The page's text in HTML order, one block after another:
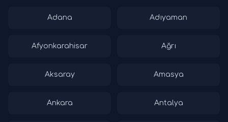
Adana Adıyaman
Afyonkarahisar Ağrı
Aksaray Amasya
Ankara Antalya